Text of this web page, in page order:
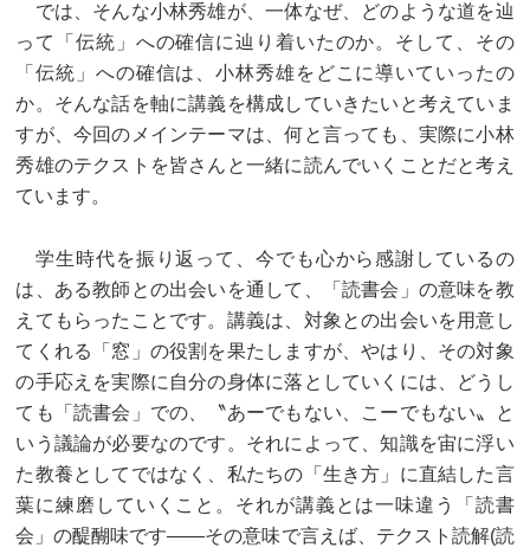
では、そんな小林秀雄が、一体なぜ、どのような道を辿
って「伝統」への確信に辿り着いたのか。そして、その
「伝統」への確信は、小林秀雄をどこに導いていったの
か。そんな話を軸に講義を構成していきたいと考えていま
すが、今回のメインテーマは、何と言っても、実際に小林
秀雄のテクストを皆さんと一緒に読んでいくことだと考え
ています。
学生時代を振り返って、今でも心から感謝しているの
は、ある教師との出会いを通して、「読書会」の意味を教
えてもらったことです。講義は、対象との出会いを用意し
てくれる「窓」の役割を果たしますが、やはり、その対象
の手応えを実際に自分の身体に落としていくには、どうし
ても「読書会」での、〝あーでもない、こーでもない〟と
いう議論が必要なのです。それによって、知識を宙に浮い
た教養としてではなく、私たちの「生き方」に直結した言
葉に練磨していくこと。それが講義とは一味違う「読書
会」の醍醐味です——その意味で言えば、テクスト読解(読